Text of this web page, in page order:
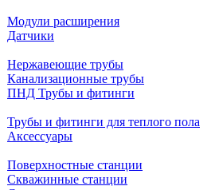
Модули расширения
Датчики
Нержавеющие трубы
Канализационные трубы
ПНД Трубы и фитинги
Трубы и фитинги для теплого пола
Аксессуары
Поверхностные станции
Скважинные станции